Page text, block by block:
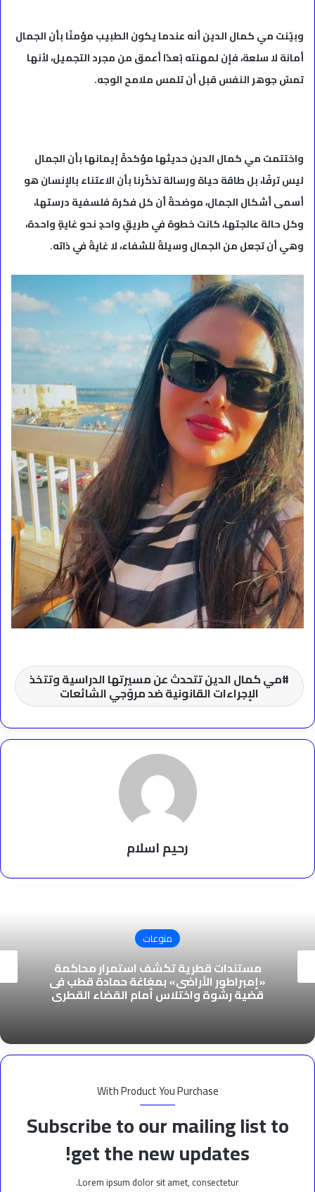
وبيّنت مي كمال الدين أنه عندما يكون الطبيب مؤمنًا بأن الجمال
أمانة لا سلعة، فإن لمهنته بُعدًا أعمق من مجرد التجميل، لأنها
تمسّ جوهر النفس قبل أن تلمس ملامح الوجه.
واختتمت مي كمال الدين حديثها مؤكدةً إيمانها بأن الجمال
ليس ترفًا، بل طاقة حياة ورسالة تذكّرنا بأن الاعتناء بالإنسان هو
أسمى أشكال الجمال، موضحةً أن كل فكرة فلسفية درستها،
وكل حالة عالجتها، كانت خطوة في طريقٍ واحدٍ نحو غايةٍ واحدة،
وهي أن تجعل من الجمال وسيلةً للشفاء، لا غايةً في ذاته.
مي كمال الدين تتحدث عن مسيرتها الدراسية وتتخذ
الإجراءات القانونية ضد مروّجي الشائعات
رحيم اسلام
منوعات
مستندات قطرية تكشف استمرار محاكمة
«إمبراطور الأراضى» بمغاغة حمادة قطب فى
قضية رشوة واختلاس أمام القضاء القطرى
With Product You Purchase
Subscribe to our mailing list to
get the new updates!
Lorem ipsum dolor sit amet, consectetur.